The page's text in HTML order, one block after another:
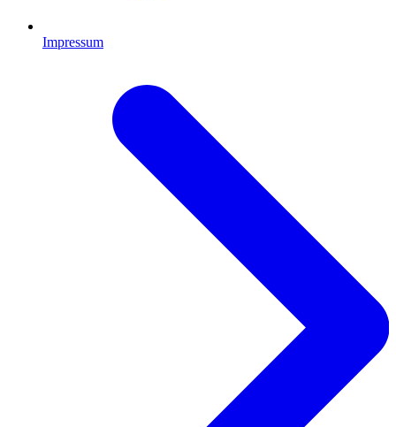
Impressum